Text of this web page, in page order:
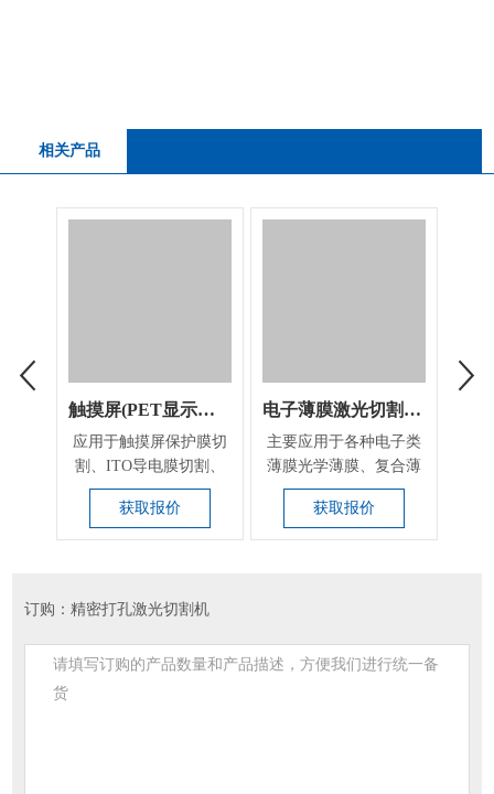
相关产品
触摸屏(PET显示屏)激光切割机
应用于触摸屏保护膜切
割、ITO导电膜切割、
PP膜、PET导电...
获取报价
电子薄膜激光切割设备
​主要应用于各种电子类
薄膜光学薄膜、复合薄
膜、超导薄膜、聚酯...
获取报价
订购：精密打孔激光切割机